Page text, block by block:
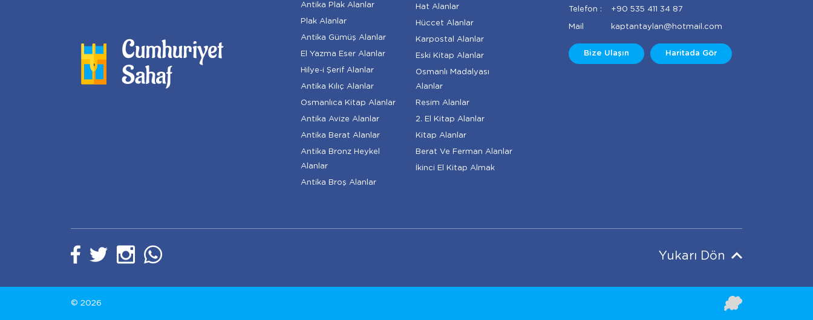
Antika Plak Alanlar
Plak Alanlar
Antika Gümüş Alanlar
El Yazma Eser Alanlar
Hilye-i Şerif Alanlar
Antika Kılıç Alanlar
Osmanlıca Kitap Alanlar
Antika Avize Alanlar
Antika Berat Alanlar
Antika Bronz Heykel
Alanlar
Antika Broş Alanlar
Hat Alanlar
Hüccet Alanlar
Karpostal Alanlar
Eski Kitap Alanlar
Osmanlı Madalyası
Alanlar
Resim Alanlar
2. El Kitap Alanlar
Kitap Alanlar
Berat Ve Ferman Alanlar
İkinci El Kitap Almak
Telefon : +90 535 411 34 87
Mail kaptantaylan@hotmail.com
Bize Ulaşın Haritada Gör
Yukarı Dön
© 2026